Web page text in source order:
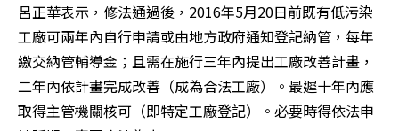
呂正華表示，修法通過後，2016年5月20日前既有低污染
工廠可兩年內自行申請或由地方政府通知登記納管，每年
繳交納管輔導金；且需在施行三年內提出工廠改善計畫，
二年內依計畫完成改善（成為合法工廠）。最遲十年內應
取得主管機關核可（即特定工廠登記）。必要時得依法申